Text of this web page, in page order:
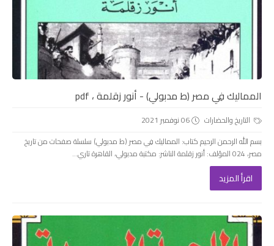
المماليك فِي مصر (ط مدبولي) - أنور زقلمة ، pdf
التاريخ والحضارات
06 نوفمبر 2021
بسم الله الرحمن الرحيم كتاب: المماليك فِي مصر (ط مدبولي) سلسلة صفحات من تاريخ
مصر، 024 المؤلف: أنور زقلمة الناشر: مكتبة مدبولي، القاهرة تاري...
اقرأ المزيد